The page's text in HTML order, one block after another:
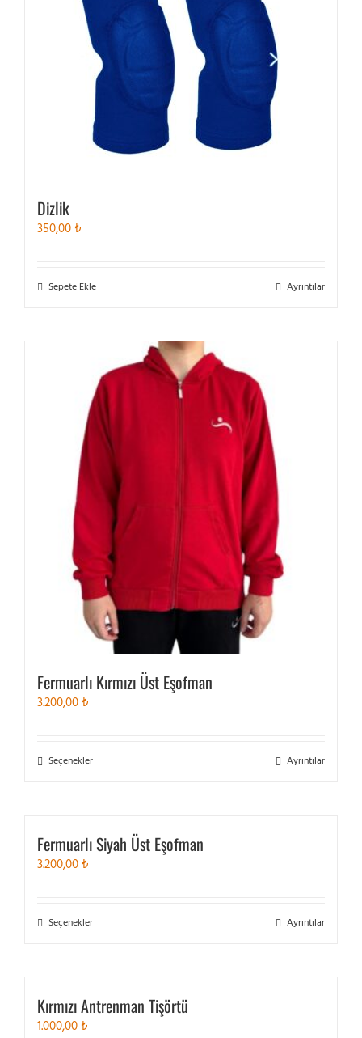
Dizlik
350,00 ₺
Sepete Ekle Ayrıntılar
Fermuarlı Kırmızı Üst Eşofman
3.200,00 ₺
SeçeneklerBu
varyasyonu
var.
seçilebilir
Ayrıntılar
Fermuarlı Siyah Üst Eşofman
3.200,00 ₺
SeçeneklerBu
varyasyonu
var.
Ayrıntılar
Kırmızı Antrenman Tişörtü
1.000,00 ₺